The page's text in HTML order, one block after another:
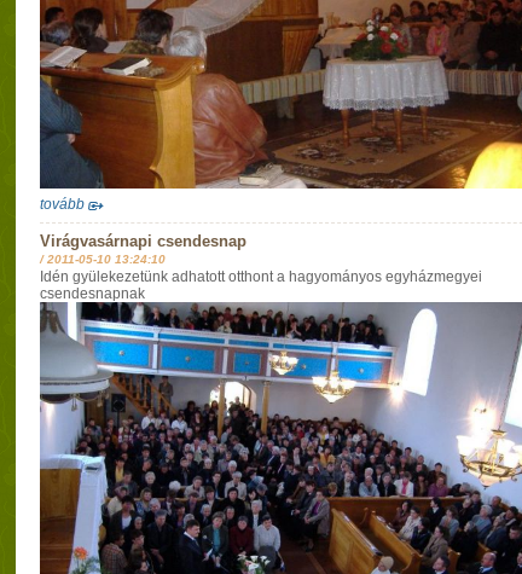
tovább
Virágvasárnapi csendesnap
/2011-05-10 13:24:10
Idén gyülekezetünk adhatott otthont a hagyományos egyházmegyei
csendesnapnak